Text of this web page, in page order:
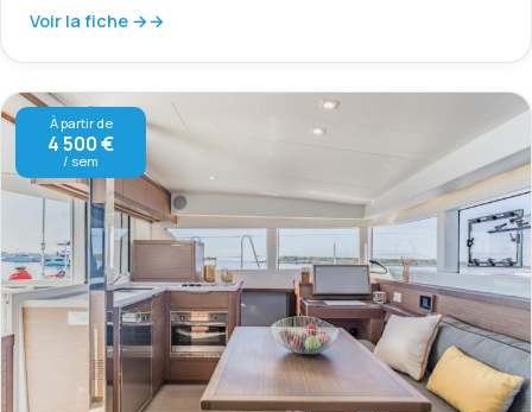
Voir la fiche →
À partir de
4 500 €
/ sem